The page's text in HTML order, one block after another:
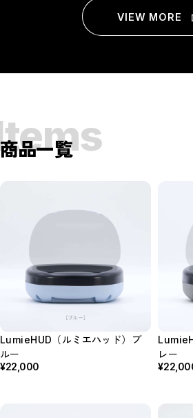
商品一覧
LumieHUD（ルミエハッド）ブ
ルー
¥22,000
レー
VIEW MORE